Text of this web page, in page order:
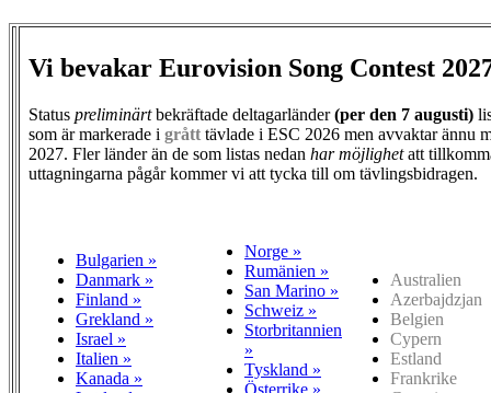
Vi bevakar Eurovision Song Contest
Status preliminärtbekräftade deltagarländer(per den 7 augusti)
som är markerade i grått tävlade i ESC 2026 men avvaktar ännu
2027. Fler länder än de som listas nedan har möjlighetatt
uttagningarna pågår kommer vi att tycka till om tävlingsbidragen.
Bulgarien »
Danmark »
Finland »
Grekland »
Israel »
Italien »
Kanada »
Norge »
Rumänien »
San Marino »
Schweiz »
Storbritannien
»
Tyskland »
Österrike »
Australien
Azerbajdzjan
Belgien
Cypern
Estland
Frankrike